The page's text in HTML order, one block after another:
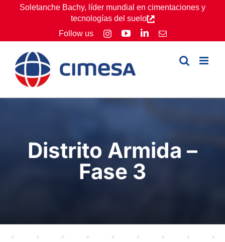
Soletanche Bachy, líder mundial en cimentaciones y
tecnologías del suelo
Follow us
InstagramYouTube
LinkedInEmail
Distrito Armida –
Fase 3